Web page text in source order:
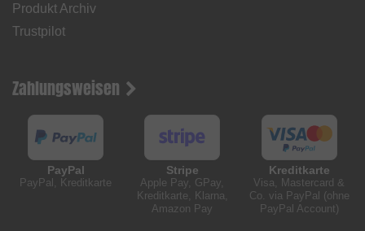
Produkt Archiv
Trustpilot
Zahlungsweisen
PayPal
PayPal, Kreditkarte
Stripe
Apple Pay, GPay,
Kreditkarte, Klarna,
Amazon Pay
Kreditkarte
Visa, Mastercard &
Co. via PayPal (ohne
PayPal Account)